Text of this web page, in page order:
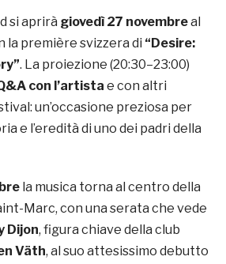
si aprirà giovedì 27 novembreal
la première svizzera di “Desire:
. La proiezione (20:30–23:00)
con l’artista e con altri
un’occasione preziosa per
e l’eredità di uno dei padri della
la musica torna al centro della
Marc, con una serata che vede
Dijon, figura chiave della club
Väth, al suo attesissimo debutto